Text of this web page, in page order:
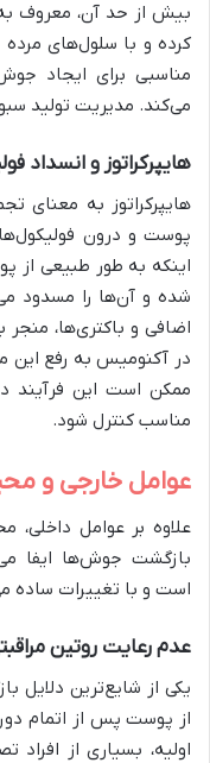
بیش از حد آن، معروف
کرده و با سلول‌های مرده
مناسبی برای ایجاد
می‌کند. مدیریت تولید
هایپرکراتوز و انسداد
هایپرکراتوز به
پوست و درون
اینکه به طور طبیعی از
شده و آن‌ها را مسدود
اضافی و باکتری‌ها،
در آکنومیس به رفع این
ممکن است این فرآیند
مناسب کنترل شود.
عوامل خارجی و
علاوه بر عوامل داخلی،
بازگشت جوش‌ها ایفا
است و با تغییرات ساده
عدم رعایت روتین
یکی از شایع‌ترین دلایل
از پوست پس از اتمام
اولیه، بسیاری از